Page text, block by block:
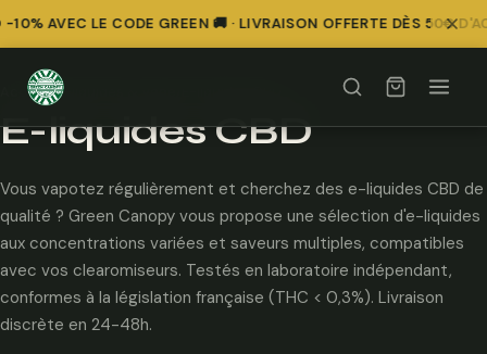
10% AVEC LE CODE GREEN 🚚 · LIVRAISON OFFERTE DÈS 50€
Accueil/E-liquides & Vape
E-liquides CBD
Vous vapotez régulièrement et cherchez des e-liquides CBD de
qualité ? Green Canopy vous propose une sélection d'e-liquides
aux concentrations variées et saveurs multiples, compatibles
avec vos clearomiseurs. Testés en laboratoire indépendant,
conformes à la législation française (THC < 0,3%). Livraison
discrète en 24-48h.